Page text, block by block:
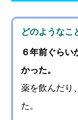
どのようなこ
６年前ぐらい
かった。
薬を飲んだり
た。